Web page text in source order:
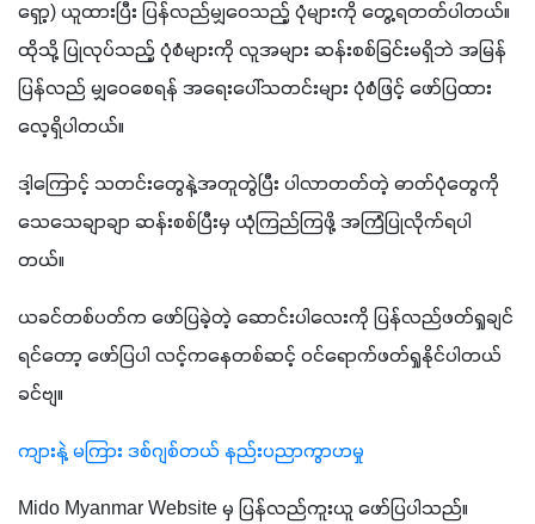
ရှော့) ယူထားပြီး ပြန်လည်မျှဝေသည့် ပုံများကို တွေ့ရတတ်ပါတယ်။
ထိုသို့ ပြုလုပ်သည့် ပုံစံများကို လူအများ ဆန်းစစ်ခြင်းမရှိဘဲ အမြန်
ပြန်လည် မျှဝေစေရန် အရေးပေါ်သတင်းများ ပုံစံဖြင့် ဖော်ပြထား
လေ့ရှိပါတယ်။
ဒါ့ကြောင့် သတင်းတွေနဲ့အတူတွဲပြီး ပါလာတတ်တဲ့ ဓာတ်ပုံတွေကို
သေသေချာချာ ဆန်းစစ်ပြီးမှ ယုံကြည်ကြဖို့ အကြံပြုလိုက်ရပါ
တယ်။
ယခင်တစ်ပတ်က ဖော်ပြခဲ့တဲ့ ဆောင်းပါလေးကို ပြန်လည်ဖတ်ရှုချင်
ရင်တော့ ဖော်ပြပါ လင့်ကနေတစ်ဆင့် ဝင်ရောက်ဖတ်ရှုနိုင်ပါတယ်
ခင်ဗျ။
ကျားနဲ့ မကြား ဒစ်ဂျစ်တယ် နည်းပညာကွာဟမှု
Mido Myanmar Website မှ ပြန်လည်ကူးယူ ဖော်ပြပါသည်။